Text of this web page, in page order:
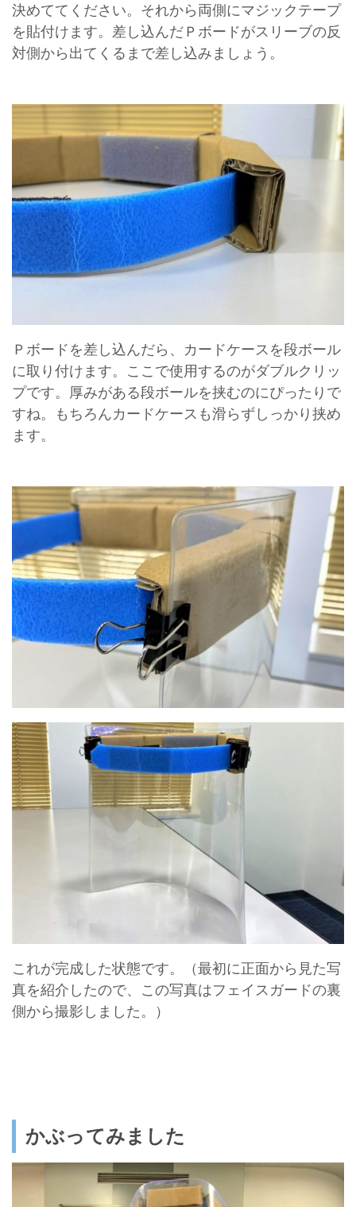
決めててください。それから両側にマジックテープ
を貼付けます。差し込んだＰボードがスリーブの反
対側から出てくるまで差し込みましょう。
Ｐボードを差し込んだら、カードケースを段ボール
に取り付けます。ここで使用するのがダブルクリッ
プです。厚みがある段ボールを挟むのにぴったりで
すね。もちろんカードケースも滑らずしっかり挟め
ます。
これが完成した状態です。（最初に正面から見た写
真を紹介したので、この写真はフェイスガードの裏
側から撮影しました。）
かぶってみました